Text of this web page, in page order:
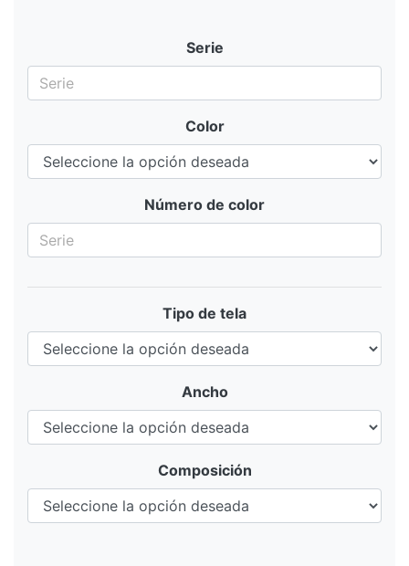
Serie
Color
Número de color
Tipo de tela
Ancho
Composición